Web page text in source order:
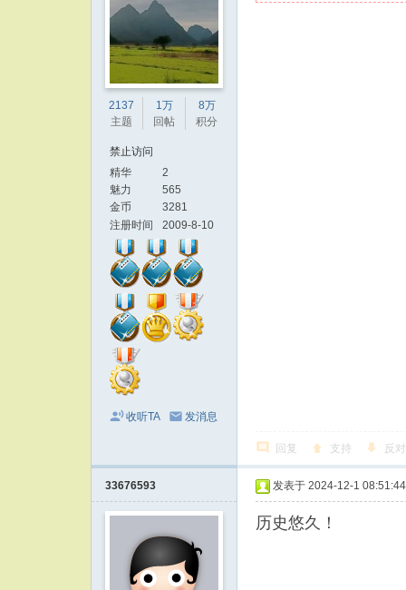
2137
主题
1万
回帖
8万
积分
禁止访问
精华
2
魅力
565
金币
3281
注册时间
2009-8-10
收听TA 发消息
回复 支持 反对
33676593 发表于 2024-12-1 08:51:44
历史悠久！